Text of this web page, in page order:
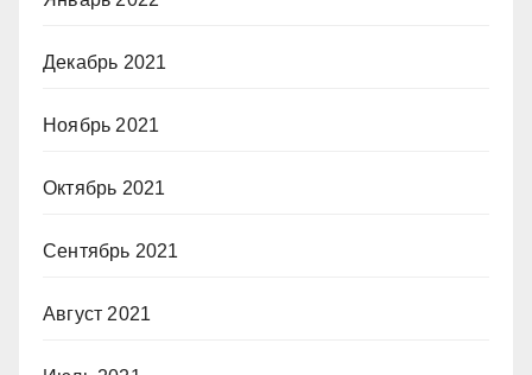
Декабрь 2021
Ноябрь 2021
Октябрь 2021
Сентябрь 2021
Август 2021